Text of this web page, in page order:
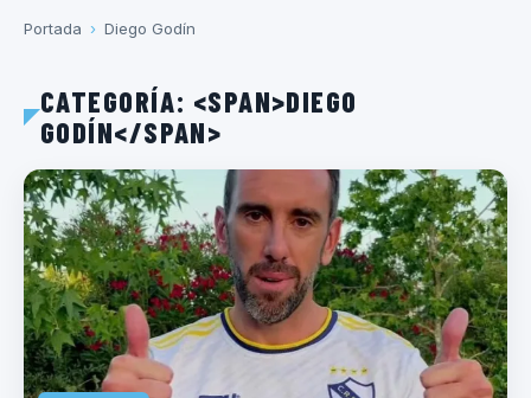
Portada › Diego Godín
CATEGORÍA: <SPAN>DIEGO
GODÍN</SPAN>